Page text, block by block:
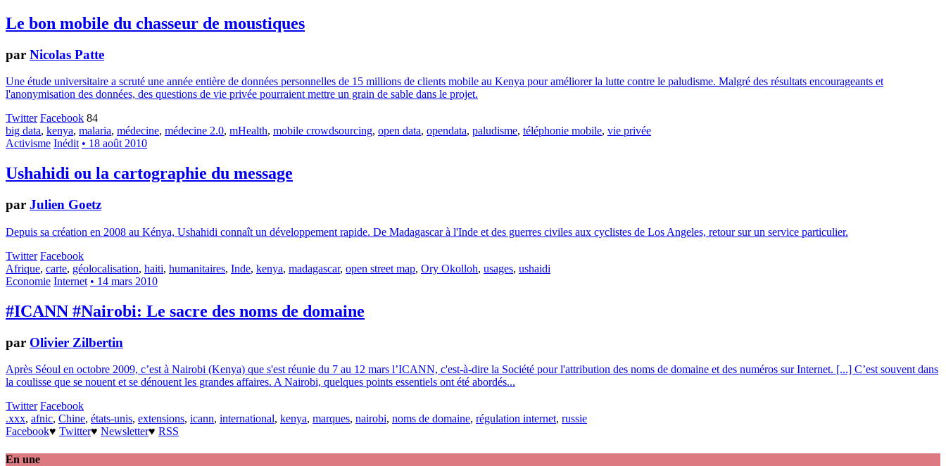
Le bon mobile du chasseur de moustiques
par Nicolas Patte
Une étude universitaire a scruté une année entière de données personnelles de 15 millions de clients mobile au Kenya pour améliorer la lutte contre le paludisme. Malgré des résultats encourageants et
l'anonymisation des données, des questions de vie privée pourraient mettre un grain de sable dans le projet.
Twitter Facebook 84
big data, kenya, malaria, médecine, médecine 2.0, mHealth, mobile crowdsourcing, open data, opendata, paludisme, téléphonie mobile, vie privée
Activisme Inédit • 18 août 2010
Ushahidi ou la cartographie du message
par Julien Goetz
Depuis sa création en 2008 au Kénya, Ushahidi connaît un développement rapide. De Madagascar à l'Inde et des guerres civiles aux cyclistes de Los Angeles, retour sur un service particulier.
Twitter Facebook
Afrique, carte, géolocalisation, haiti, humanitaires, Inde, kenya, madagascar, open street map, Ory Okolloh, usages, ushaidi
Economie Internet • 14 mars 2010
#ICANN #Nairobi: Le sacre des noms de domaine
par Olivier Zilbertin
Après Séoul en octobre 2009, c’est à Nairobi (Kenya) que s'est réunie du 7 au 12 mars l’ICANN, c'est-à-dire la Société pour l'attribution des noms de domaine et des numéros sur Internet. [...] C’est souvent dans
la coulisse que se nouent et se dénouent les grandes affaires. A Nairobi, quelques points essentiels ont été abordés...
Twitter Facebook
.xxx, afnic, Chine, états-unis, extensions, icann, international, kenya, marques, nairobi, noms de domaine, régulation internet, russie
Facebook♥ Twitter♥ Newsletter♥ RSS
En une